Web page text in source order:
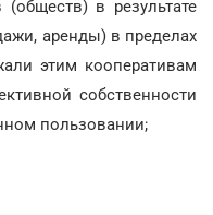
в результате
аренды) в пределах
этим кооперативам
собственности
пользовании;